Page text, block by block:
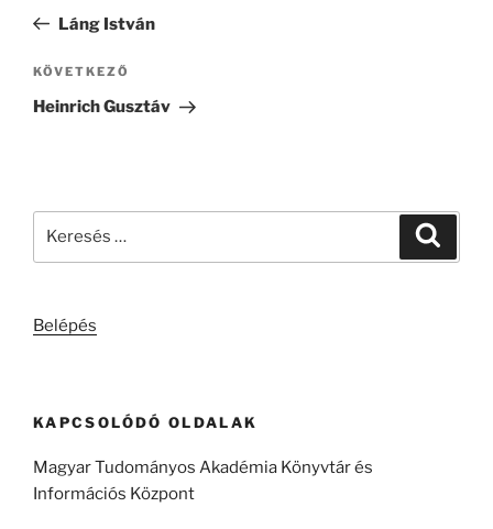
bejegyzés
Láng István
Következő
bejegyzés
KÖVETKEZŐ
Heinrich Gusztáv
Belépés
KAPCSOLÓDÓ OLDALAK
Magyar Tudományos Akadémia Könyvtár és
Információs Központ